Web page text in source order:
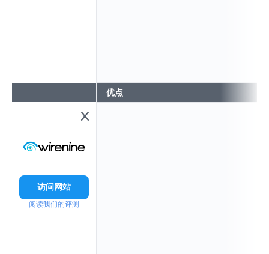
访问网站
阅读我们的评测
优点